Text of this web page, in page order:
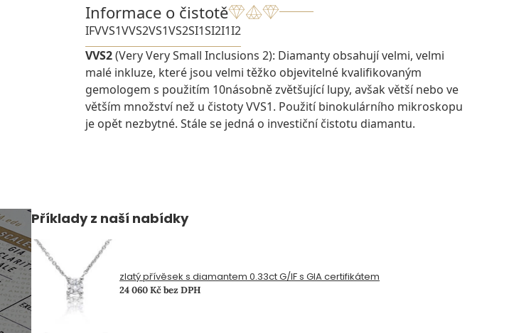
Informace o čistotě
IFVVS1VVS2VS1VS2SI1SI2I1I2
VVS2(Very Very Small Inclusions 2): Diamanty obsahují velmi, velmi
malé inkluze, které jsou velmi těžko objevitelné kvalifikovaným
gemologem s použitím 10násobně zvětšující lupy, avšak větší nebo ve
větším množství než u čistoty VVS1. Použití binokulárního mikroskopu
je opět nezbytné. Stále se jedná o investiční čistotu diamantu.
Příklady z naší nabídky
zlatý přívěsek s diamantem 0.33ct G/IF s GIA certifikátem
24 060 Kč bez DPH